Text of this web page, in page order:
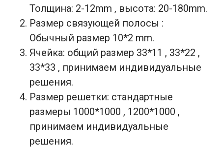
Толщина: 2-12mm , высота: 20-180mm.
Размер связующей полосы :
Обычный размер 10*2 mm.
Ячейка: общий размер 33*11 , 33*22 ,
33*33 , принимаем индивидуальные
решения.
Размер решетки: стандартные
размеры 1000*1000 , 1200*1000 ,
принимаем индивидуальные
решения.